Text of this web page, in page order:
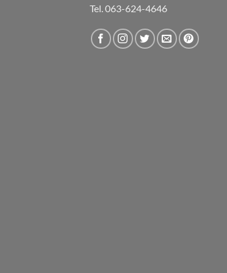
Tel. 063-624-4646